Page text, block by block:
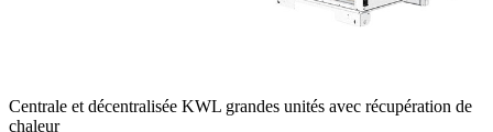
Centrale et décentralisée KWL grandes unités avec récupération de
chaleur